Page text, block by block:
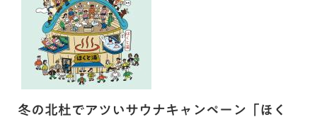
冬の北杜でアツいサウナキャンペーン「ほく